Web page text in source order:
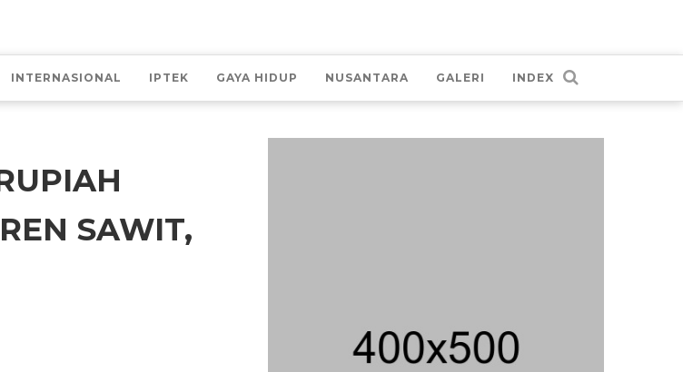
INTERNASIONAL IPTEK GAYA HIDUP NUSANTARA GALERI INDEX
SAWIT,